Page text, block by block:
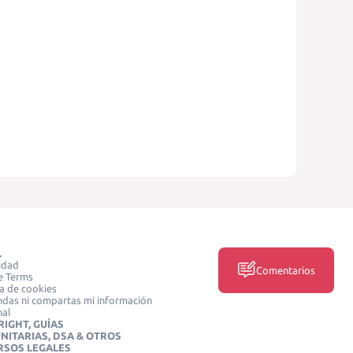
Terms
de cookies
ni compartas mi información
GUÍAS
DSA & OTROS
LEGALES
Comentarios